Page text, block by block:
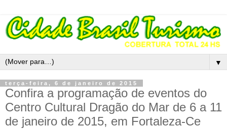
▼
terça-feira, 6 de janeiro de 2015
Confira a programação de eventos do
Centro Cultural Dragão do Mar de 6 a 11
de janeiro de 2015, em Fortaleza-Ce